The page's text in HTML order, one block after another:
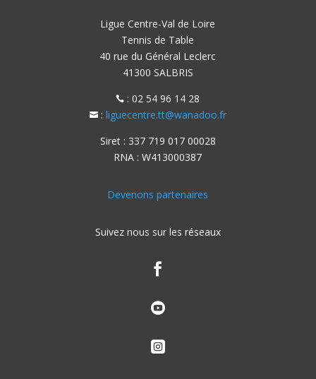
Ligue Centre-Val de Loire
Tennis de Table
40 rue du Général Leclerc
41300 SALBRIS
 : 02 54 96 14 28
: liguecentre.tt@wanadoo.fr
Siret : 337 719 017 00028
RNA : W413000387
Devenons partenaires
Suivez nous sur les réseaux


